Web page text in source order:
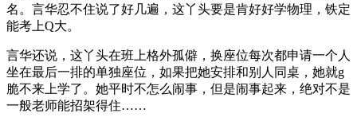
名。言华忍不住说了好几遍，这丫头要是肯好好学物理，铁定
能考上Q大。
言华还说，这丫头在班上格外孤僻，换座位每次都申请一个人
坐在最后一排的单独座位，如果把她安排和别人同桌，她就g
脆不来上学了。她平时不怎么闹事，但是闹事起来，绝对不是
一般老师能招架得住……